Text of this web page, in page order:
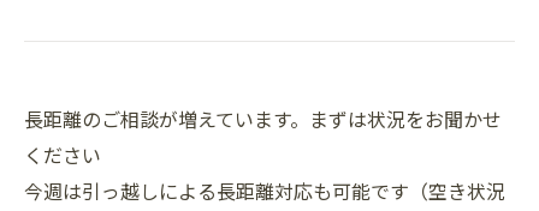
長距離のご相談が増えています。まずは状況をお聞かせ
ください
今週は引っ越しによる長距離対応も可能です（空き状況